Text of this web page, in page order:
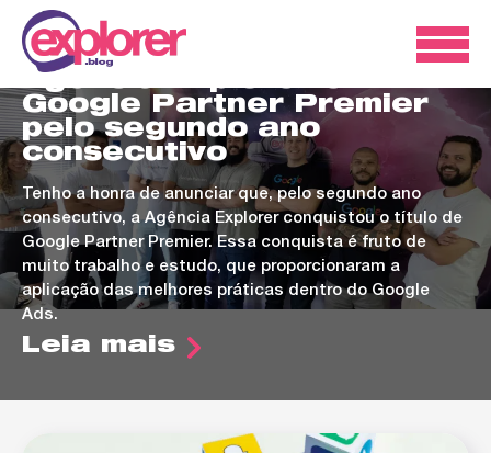
ads
Agência Explorer é
Google Partner Premier
pelo segundo ano
consecutivo
Tenho a honra de anunciar que, pelo segundo ano
consecutivo, a Agência Explorer conquistou o título de
Google Partner Premier. Essa conquista é fruto de
muito trabalho e estudo, que proporcionaram a
aplicação das melhores práticas dentro do Google
Ads.
Leia mais